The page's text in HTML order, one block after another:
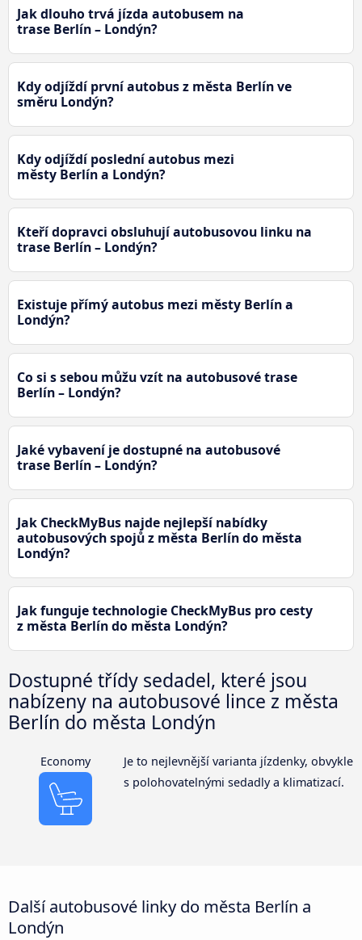
Jak dlouho trvá jízda autobusem na
trase Berlín – Londýn?
Kdy odjíždí první autobus z města Berlín ve
směru Londýn?
Kdy odjíždí poslední autobus mezi
městy Berlín a Londýn?
Kteří dopravci obsluhují autobusovou linku na
trase Berlín – Londýn?
Existuje přímý autobus mezi městy Berlín a
Londýn?
Co si s sebou můžu vzít na autobusové trase
Berlín – Londýn?
Jaké vybavení je dostupné na autobusové
trase Berlín – Londýn?
Jak CheckMyBus najde nejlepší nabídky
autobusových spojů z města Berlín do města
Londýn?
Jak funguje technologie CheckMyBus pro cesty
z města Berlín do města Londýn?
Dostupné třídy sedadel, které jsou
nabízeny na autobusové lince z města
Berlín do města Londýn
Economy
Je to nejlevnější varianta jízdenky, obvykle
s polohovatelnými sedadly a klimatizací.
Další autobusové linky do města Berlín a
Londýn